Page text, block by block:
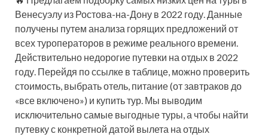
Венесуэлу из Ростова-на-Дону в 2022 году. Данные
получены путем анализа горящих предложений от
всех туроператоров в режиме реального времени.
Действительно недорогие путевки на отдых в 2022
году. Перейдя по ссылке в таблице, можно проверить
стоимость, выбрать отель, питание (от завтраков до
«все включено») и купить тур. Мы выводим
исключительно самые выгодные туры, а чтобы найти
путевку с конкретной датой вылета на отдых